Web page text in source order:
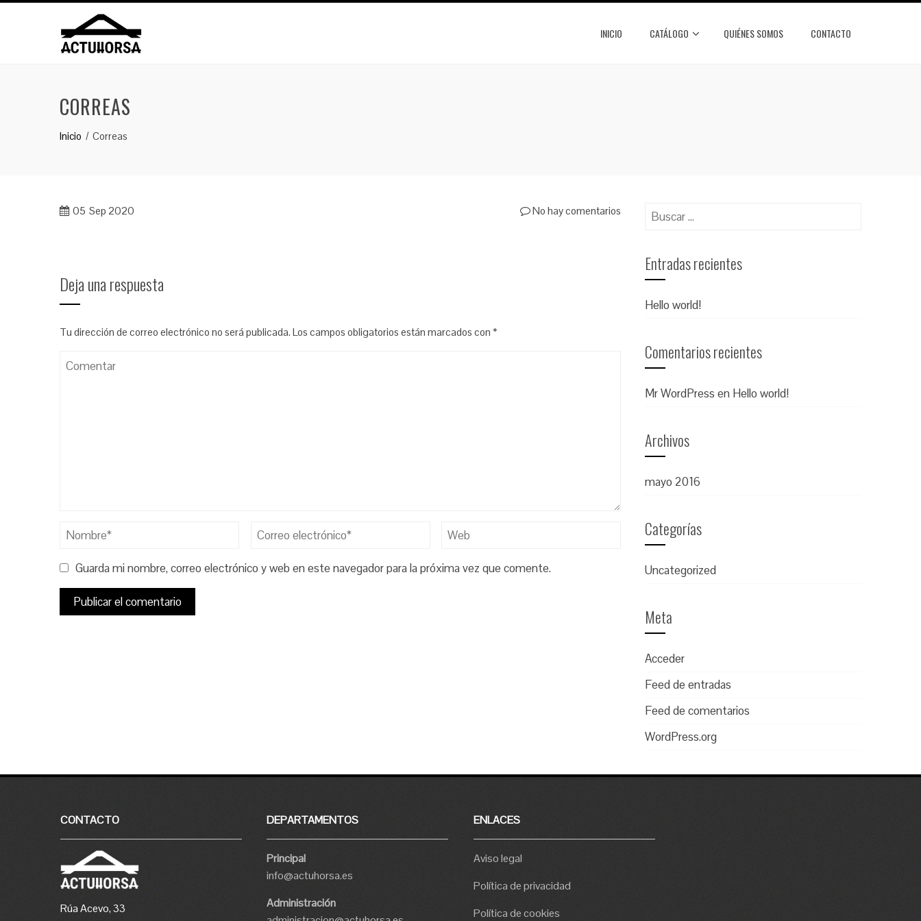
INICIO CATÁLOGO QUIÉNES SOMOS CONTACTO
CORREAS
Inicio Correas
05 Sep 2020 No hay comentarios
Deja una respuesta
Tu dirección de correo electrónico no será publicada. Los campos obligatorios están marcados con *
Guarda mi nombre, correo electrónico y web en este navegador para la próxima vez que comente.
Buscar:
Entradas recientes
Hello world!
Comentarios recientes
Mr WordPress en Hello world!
Archivos
mayo 2016
Categorías
Uncategorized
Meta
Acceder
Feed de entradas
Feed de comentarios
WordPress.org
CONTACTO
Rúa Acevo, 33
DEPARTAMENTOS
Principal
info@actuhorsa.es
Administración
ENLACES
Aviso legal
Política de privacidad
Política de cookies